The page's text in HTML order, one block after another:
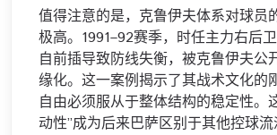
值得注意的是，克鲁伊夫体系对球员
极高。1991–92赛季，时任主力右后
自前插导致防线失衡，被克鲁伊夫公
缘化。这一案例揭示了其战术文化的
自由必须服从于整体结构的稳定性。
动性”成为后来巴萨区别于其他控球流